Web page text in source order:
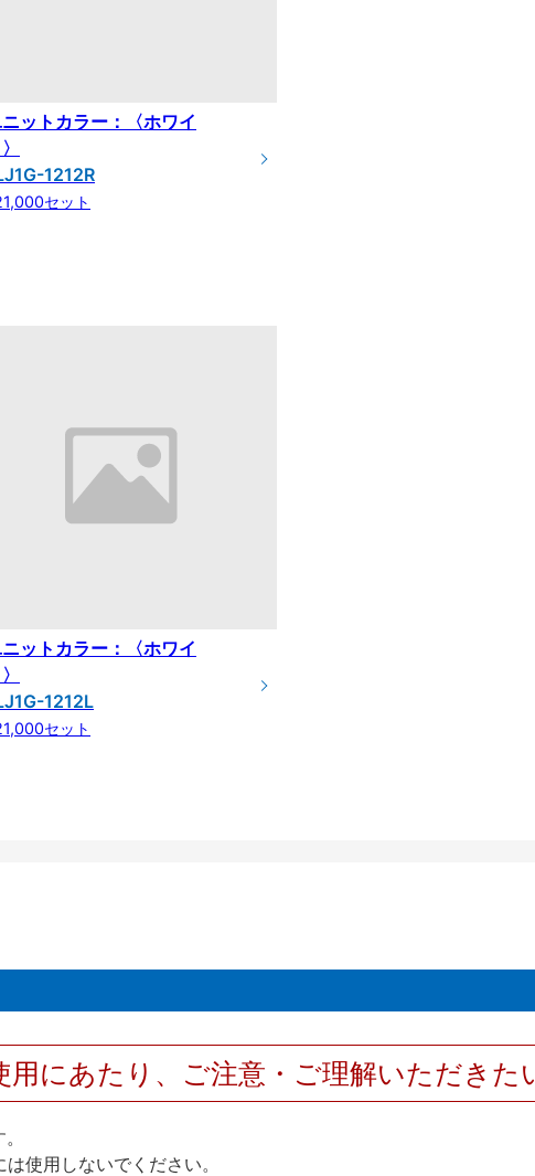
ットカラー：〈ホワイ
1212R
セット
ットカラー：〈ホワイ
1212L
セット
用にあたり、ご注意・ご理解いただきた
使用しないでください。